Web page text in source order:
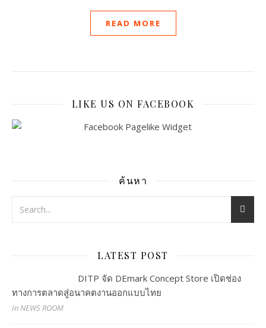
READ MORE
LIKE US ON FACEBOOK
ค้นหา
LATEST POST
DITP จัด DEmark Concept Store เปิดช่อง
ทางการตลาดสู่อนาคตงานออกแบบไทย
In NEWS ROOM